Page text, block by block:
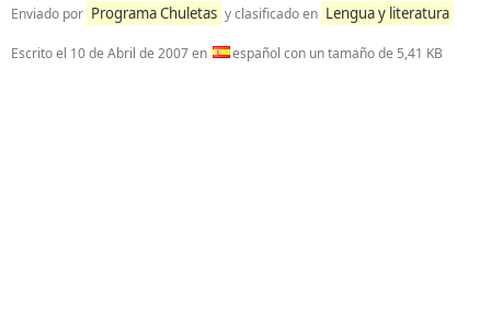
Enviado por Programa Chuletas y clasificado en Lengua y literatura
Escrito el 10 de Abril de 2007en español con un tamaño de 5,41 KB